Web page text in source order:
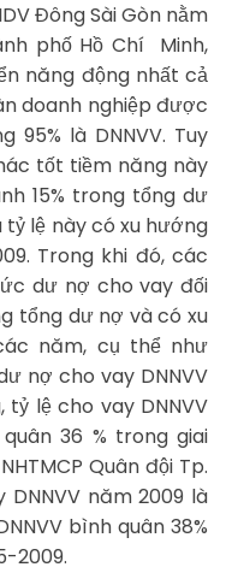
Đông Sài Gòn nằm
phố Hồ Chí Minh,
năng động nhất cả
doanh nghiệp được
là DNNVV. Tuy
tốt tiềm năng này
15% trong tổng dư
tỷ lệ này có xu hướng
Trong khi đó, các
dư nợ cho vay đối
tổng dư nợ và có xu
năm, cụ thể như
nợ cho vay DNNVV
tỷ lệ cho vay DNNVV
36 % trong giai
Quân đội Tp.
năm 2009 là
bình quân 38%
2009.